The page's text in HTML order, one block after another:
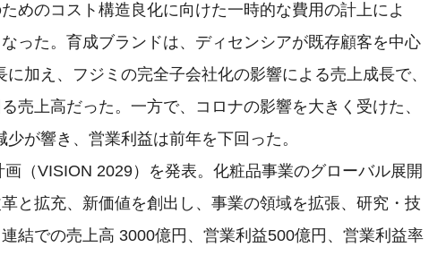
めのコスト構造良化に向けた一時的な費用の計上によ
った。育成ブランドは、ディセンシアが既存顧客を中心
加え、フジミの完全子会社化の影響による売上成長で、
売上高だった。一方で、コロナの影響を大きく受けた、
少が響き、営業利益は前年を下回った。
（VISION 2029）を発表。化粧品事業のグローバル展開
と拡充、新価値を創出し、事業の領域を拡張、研究・技
結での売上高 3000億円、営業利益500億円、営業利益率